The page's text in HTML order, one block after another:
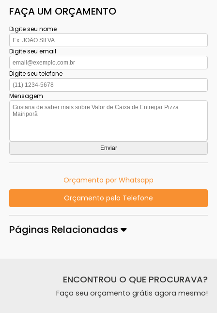
FAÇA UM ORÇAMENTO
Digite seu nome
Digite seu email
Digite seu telefone
Mensagem
Orçamento por Whatsapp
Orçamento pelo Telefone
Páginas Relacionadas
ENCONTROU O QUE PROCURAVA?
Faça seu orçamento grátis agora mesmo!